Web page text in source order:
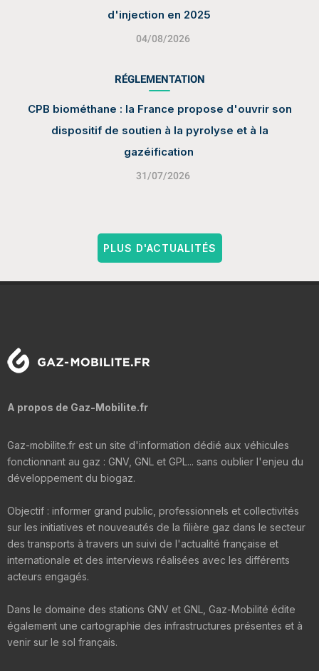
d'injection en 2025
04/08/2026
RÉGLEMENTATION
CPB biométhane : la France propose d'ouvrir son
dispositif de soutien à la pyrolyse et à la
gazéification
31/07/2026
PLUS D'ACTUALITÉS
A propos de Gaz-Mobilite.fr
Gaz-mobilite.fr est un site d'information dédié aux véhicules
fonctionnant au gaz : GNV, GNL et GPL... sans oublier l'enjeu du
développement du biogaz.
Objectif : informer grand public, professionnels et collectivités
sur les initiatives et nouveautés de la filière gaz dans le secteur
des transports à travers un suivi de l'actualité française et
internationale et des interviews réalisées avec les différents
acteurs engagés.
Dans le domaine des stations GNV et GNL, Gaz-Mobilité édite
également une cartographie des infrastructures présentes et à
venir sur le sol français.